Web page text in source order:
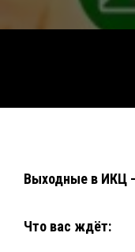
Выходные в ИКЦ
Что вас ждёт: